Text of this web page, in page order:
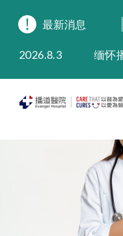
最新消息
2026.8.3
2025.9.23